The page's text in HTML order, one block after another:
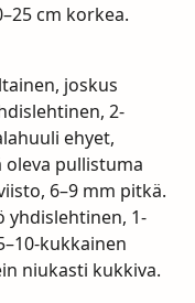
cm korkea.
joskus
2-
ehyet,
oleva pullistuma
6–9 mm pitkä.
yhdislehtinen, 1-
kukkainen
niukasti kukkiva.